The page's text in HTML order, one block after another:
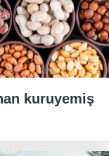
kuruyemiş